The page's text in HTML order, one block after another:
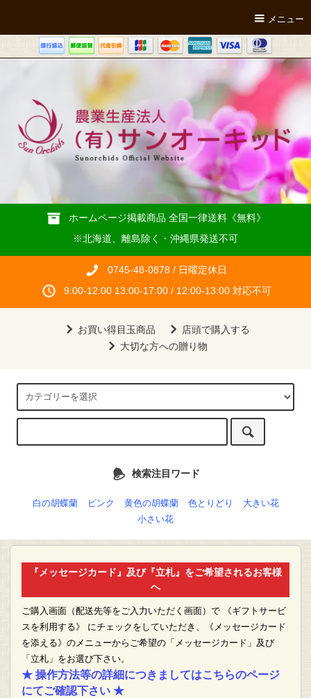
メニュー
ホームページ掲載商品 全国一律送料《無料》
※北海道、離島除く・沖縄県発送不可
0745-48-0878 / 日曜定休日
9:00-12:00 13:00-17:00 / 12:00-13:00 対応不可
お買い得目玉商品
店頭で購入する
大切な方への贈り物
検索注目ワード
白の胡蝶蘭 ピンク 黄色の胡蝶蘭 色とりどり
大きい花
小さい花
『メッセージカード』及び『立札』をご希望されるお客様
へ
ご購入画面（配送先等をご入力いただく画面）で 《ギフトサービ
スを利用する》 にチェックをしていただき、《メッセージカード
を添える》のメニューからご希望の「メッセージカード」及び
「立札」をお選び下さい。
★ 操作方法等の詳細につきましてはこちらのページ
にてご確認下さい ★